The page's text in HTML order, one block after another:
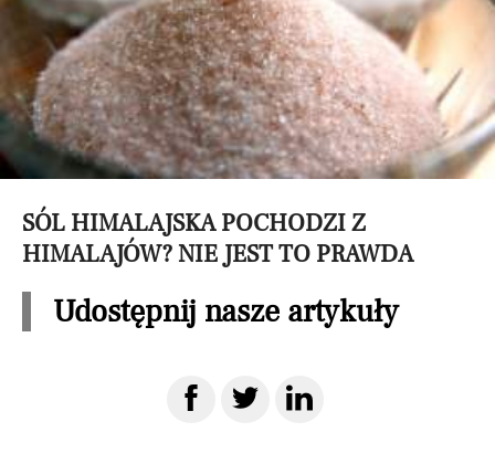
SÓL HIMALAJSKA POCHODZI Z
HIMALAJÓW? NIE JEST TO PRAWDA
Udostępnij nasze artykuły